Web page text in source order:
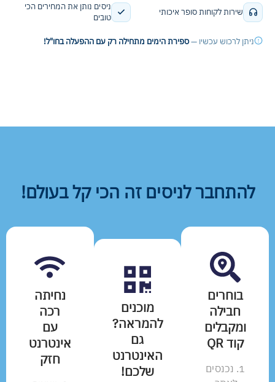
שירות לקוחות סופר איכותי
ניסים נותן את המחירים הכי
טובים
ניתן לרכוש עכשיו —ספירת הימים מתחילה רק עם ההפעלה בחו"ל!
להתחבר לניסים זה הכי קל בעולם!
בוחרים
חבילה
ומקבלים
קוד QR
1. נכנסים
מוכנים
להמראה?
גם
האינטרנט
שלכם!
נחיתה
רכה
עם
אינטרנט
חזק